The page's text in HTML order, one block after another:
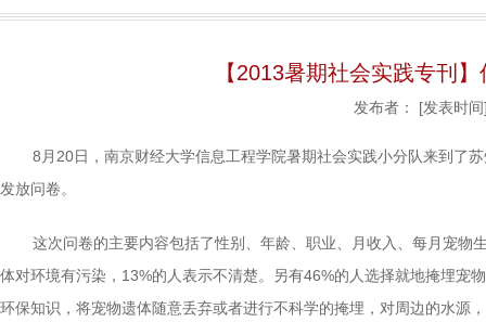
【2013暑期社会实践专刊
发布者： [发表时
8月20日，南京财经大学信息工程学院暑期社会实践小分队来到了
发放问卷。
这次问卷的主要内容包括了性别、年龄、职业、月收入、每月宠
体对环境有污染，13%的人表示不清楚。另有46%的人选择就地掩埋宠
环保知识，将宠物遗体随意丢弃或者进行不科学的掩埋，对周边的水源